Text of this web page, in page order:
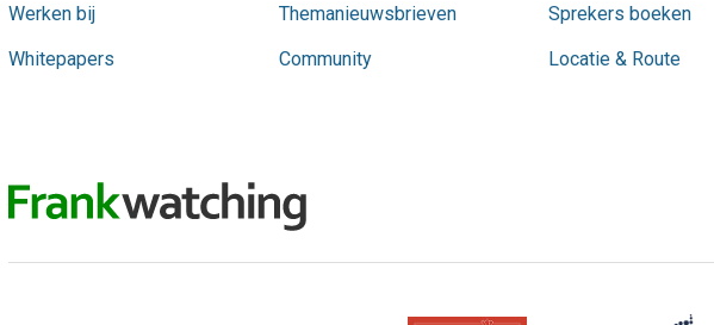
Werken bij
Whitepapers
Themanieuwsbrieven
Community
Sprekers boeken
Locatie & Route